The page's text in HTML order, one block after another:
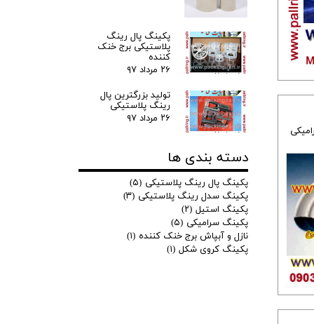
پکینگ پال رینگ
پلاستیکی برج خنک
کننده
۲۶ مرداد ۹۷
تولید بزرگترین پال
رینگ پلاستیکی
۲۶ مرداد ۹۷
دسته بندی ها
پکینگ پال رینگ پلاستیکی (۵)
پکینگ سدل رینگ پلاستیکی (۳)
پکینگ استیل (۲)
پکینگ سرامیکی (۵)
نازل و آبپاش برج خنک کننده (۱)
پکینگ کروی شکل (۱)